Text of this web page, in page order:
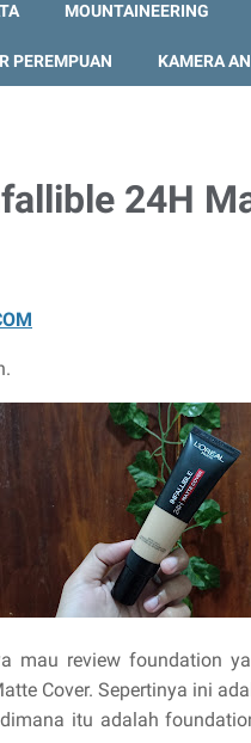
MOUNTAINEERING
PEREMPUAN KAMERA
24H
mau review foundation
Cover. Sepertinya ini
itu adalah